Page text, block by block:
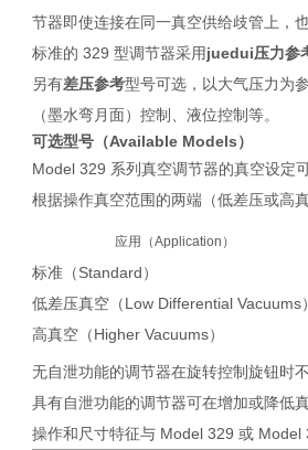
节器即使连接在同一真空供给歧管上，
标准的 329 型调节器采用juedui压力参
另有差压参考型号可选，以大气压力为
（墨水弯月面）控制、液位控制等。
可选型号（Available Models）
Model 329 系列真空调节器的真空设定
根据操作真空范围的两端（低差压或高
应用（Application）
标准（Standard）
低差压真空（Low Differential Vacuums）
高真空（Higher Vacuums）
无自泄功能的调节器在旋转控制旋钮时
具有自泄功能的调节器可在增加或降低
操作和尺寸特征与 Model 329 或 Model